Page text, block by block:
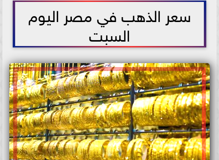
سعر الذهب في مصر اليوم
السبت